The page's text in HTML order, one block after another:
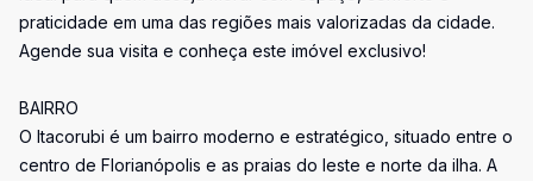
praticidade em uma das regiões mais valorizadas da cidade.
Agende sua visita e conheça este imóvel exclusivo!
BAIRRO
O Itacorubi é um bairro moderno e estratégico, situado entre o
centro de Florianópolis e as praias do leste e norte da ilha. A